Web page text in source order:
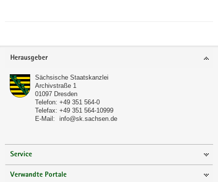
Footer-
Herausgeber
Sächsische Staatskanzlei
Archivstraße 1
01097 Dresden
Telefon: +49 351 564-0
Telefax: +49 351 564-10999
E-Mail:
info@sk.sachsen.de
Service
Verwandte Portale